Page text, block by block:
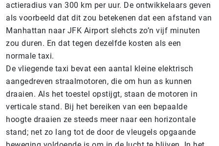
actieradius van 300 km per uur. De ontwikkelaars geven
als voorbeeld dat dit zou betekenen dat een afstand van
Manhattan naar JFK Airport slehcts zo’n vijf minuten
zou duren. En dat tegen dezelfde kosten als een
normale taxi.
De vliegende taxi bevat een aantal kleine elektrisch
aangedreven straalmotoren, die om hun as kunnen
draaien. Als het toestel opstijgt, staan de motoren in
verticale stand. Bij het bereiken van een bepaalde
hoogte draaien ze steeds meer naar een horizontale
stand; net zo lang tot de door de vleugels opgaande